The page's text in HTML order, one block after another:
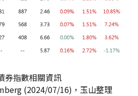
券指數相關資訊
(2024/07/16)，玉山整理